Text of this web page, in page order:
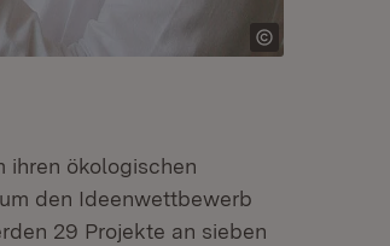
ihren ökologischen
den Ideenwettbewerb
29 Projekte an sieben